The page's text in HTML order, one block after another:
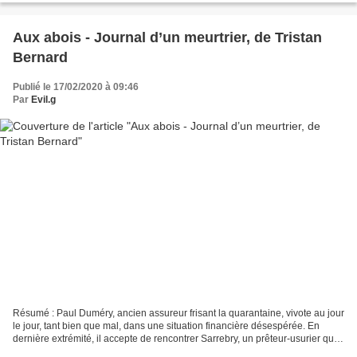
Aux abois - Journal d’un meurtrier, de Tristan
Bernard
Publié le 17/02/2020 à 09:46
Par Evil.g
Résumé : Paul Duméry, ancien assureur frisant la quarantaine, vivote au jour
le jour, tant bien que mal, dans une situation financière désespérée. En
dernière extrémité, il accepte de rencontrer Sarrebry, un prêteur-usurier que